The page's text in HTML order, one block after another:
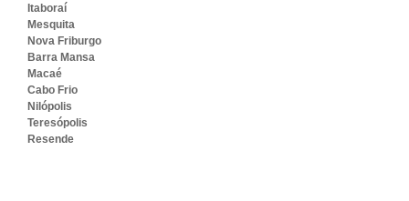
Itaboraí
Mesquita
Nova Friburgo
Barra Mansa
Macaé
Cabo Frio
Nilópolis
Teresópolis
Resende